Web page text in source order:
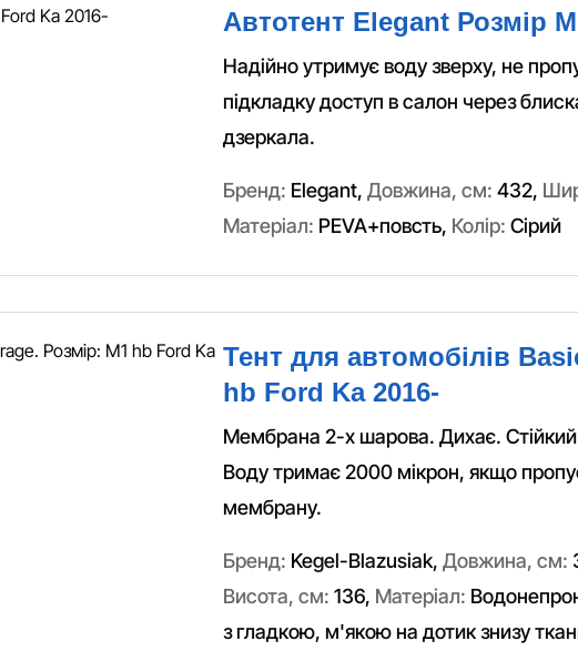
Автотент Elegant Розмір
Надійно утримує воду зверху, не
підкладку доступ в салон через
дзеркала.
Бренд: Elegant, Довжина, см: 432,
Матеріал: PEVA+повсть, Колір: Сірий
Тент для автомобілів
hb Ford Ka 2016-
Мембрана 2-х шарова. Дихає. Стійкий
Воду тримає 2000 мікрон, якщо
мембрану.
Бренд: Kegel-Blazusiak, Довжина, см:
Висота, см: 136, Матеріал:
з гладкою, м'якою на дотик знизу